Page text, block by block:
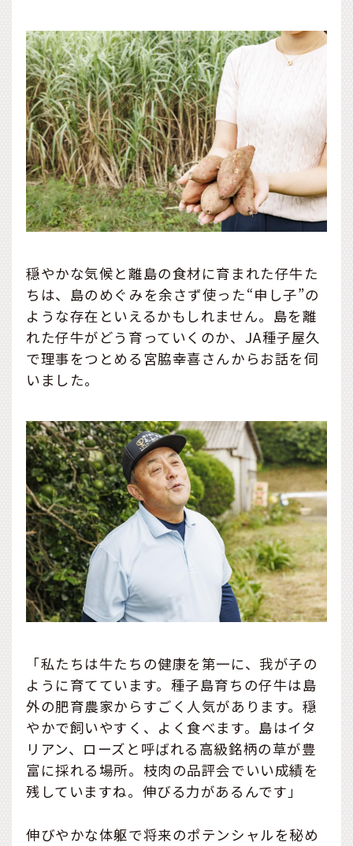
穏やかな気候と離島の食材に育まれた仔牛た
ちは、島のめぐみを余さず使った“申し子”の
ような存在といえるかもしれません。島を離
れた仔牛がどう育っていくのか、JA種子屋久
で理事をつとめる宮脇幸喜さんからお話を伺
いました。
「私たちは牛たちの健康を第一に、我が子の
ように育てています。種子島育ちの仔牛は島
外の肥育農家からすごく人気があります。穏
やかで飼いやすく、よく食べます。島はイタ
リアン、ローズと呼ばれる高級銘柄の草が豊
富に採れる場所。枝肉の品評会でいい成績を
残していますね。伸びる力があるんです」
伸びやかな体躯で将来のポテンシャルを秘め